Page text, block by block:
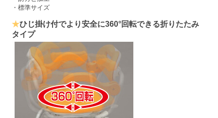
・標準サイズ
★ひじ掛け付でより安全に360°回転できる折りたたみ
タイプ